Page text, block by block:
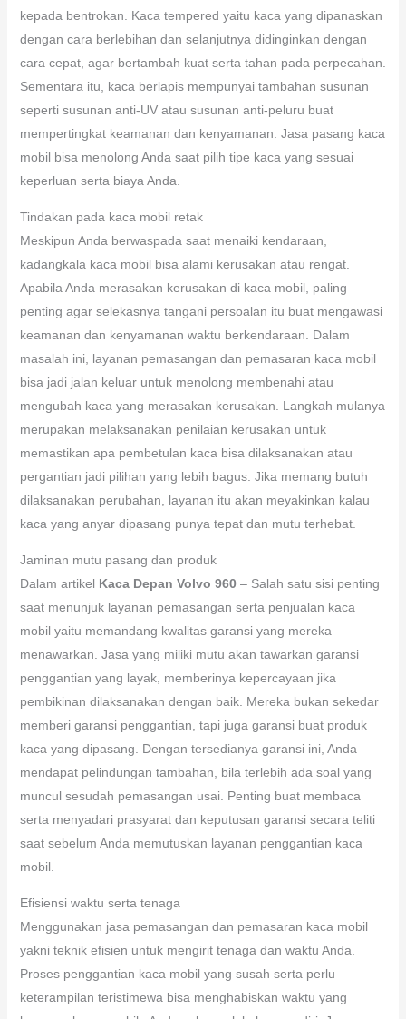
kepada bentrokan. Kaca tempered yaitu kaca yang dipanaskan
dengan cara berlebihan dan selanjutnya didinginkan dengan
cara cepat, agar bertambah kuat serta tahan pada perpecahan.
Sementara itu, kaca berlapis mempunyai tambahan susunan
seperti susunan anti-UV atau susunan anti-peluru buat
mempertingkat keamanan dan kenyamanan. Jasa pasang kaca
mobil bisa menolong Anda saat pilih tipe kaca yang sesuai
keperluan serta biaya Anda.
Tindakan pada kaca mobil retak
Meskipun Anda berwaspada saat menaiki kendaraan,
kadangkala kaca mobil bisa alami kerusakan atau rengat.
Apabila Anda merasakan kerusakan di kaca mobil, paling
penting agar selekasnya tangani persoalan itu buat mengawasi
keamanan dan kenyamanan waktu berkendaraan. Dalam
masalah ini, layanan pemasangan dan pemasaran kaca mobil
bisa jadi jalan keluar untuk menolong membenahi atau
mengubah kaca yang merasakan kerusakan. Langkah mulanya
merupakan melaksanakan penilaian kerusakan untuk
memastikan apa pembetulan kaca bisa dilaksanakan atau
pergantian jadi pilihan yang lebih bagus. Jika memang butuh
dilaksanakan perubahan, layanan itu akan meyakinkan kalau
kaca yang anyar dipasang punya tepat dan mutu terhebat.
Jaminan mutu pasang dan produk
Dalam artikel Kaca Depan Volvo 960– Salah satu sisi penting
saat menunjuk layanan pemasangan serta penjualan kaca
mobil yaitu memandang kwalitas garansi yang mereka
menawarkan. Jasa yang miliki mutu akan tawarkan garansi
penggantian yang layak, memberinya kepercayaan jika
pembikinan dilaksanakan dengan baik. Mereka bukan sekedar
memberi garansi penggantian, tapi juga garansi buat produk
kaca yang dipasang. Dengan tersedianya garansi ini, Anda
mendapat pelindungan tambahan, bila terlebih ada soal yang
muncul sesudah pemasangan usai. Penting buat membaca
serta menyadari prasyarat dan keputusan garansi secara teliti
saat sebelum Anda memutuskan layanan penggantian kaca
mobil.
Efisiensi waktu serta tenaga
Menggunakan jasa pemasangan dan pemasaran kaca mobil
yakni teknik efisien untuk mengirit tenaga dan waktu Anda.
Proses penggantian kaca mobil yang susah serta perlu
keterampilan teristimewa bisa menghabiskan waktu yang